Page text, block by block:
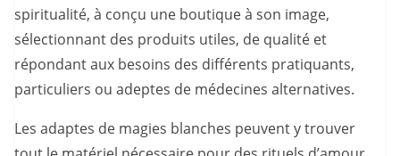
spiritualité, à conçu une boutique à son image,
sélectionnant des produits utiles, de qualité et
répondant aux besoins des différents pratiquants,
particuliers ou adeptes de médecines alternatives.
Les adaptes de magies blanches peuvent y trouver